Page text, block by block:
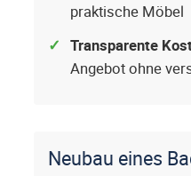
praktische Möbel
Transparente
Angebot ohne
Neubau eines